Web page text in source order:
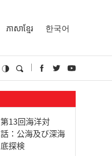
ភាសាខ្មែរ 한국어
第13回海洋対
話：公海及び深海
底探検